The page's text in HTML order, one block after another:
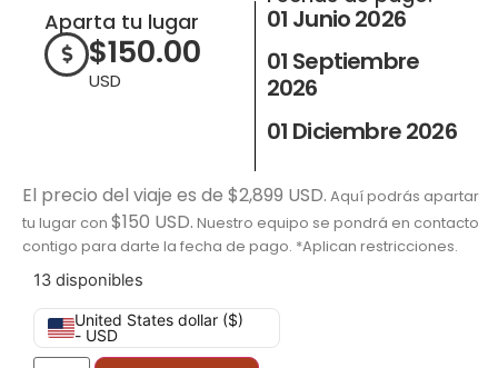
Aparta tu lugar
$150.00
USD
01 Junio 2026
01 Septiembre
2026
01 Diciembre 2026
El precio del viaje es de $2,899 USD. Aquí podrás apartar
tu lugar con $150 USD. Nuestro equipo se pondrá en contacto
contigo para darte la fecha de pago. *Aplican restricciones.
13 disponibles
United States dollar ($)
- USD